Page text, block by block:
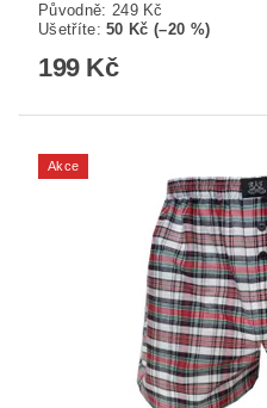
Původně: 249 Kč
Ušetříte:50 Kč (–20 %)
199 Kč
Akce